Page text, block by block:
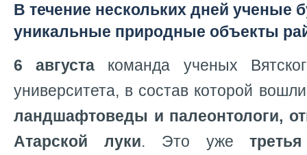
В течение нескольких дней ученые
уникальные природные объекты
6 августа команда ученых
университета, в состав которой
ландшафтоведы и палеонтологи,
Атарской луки. Это уже